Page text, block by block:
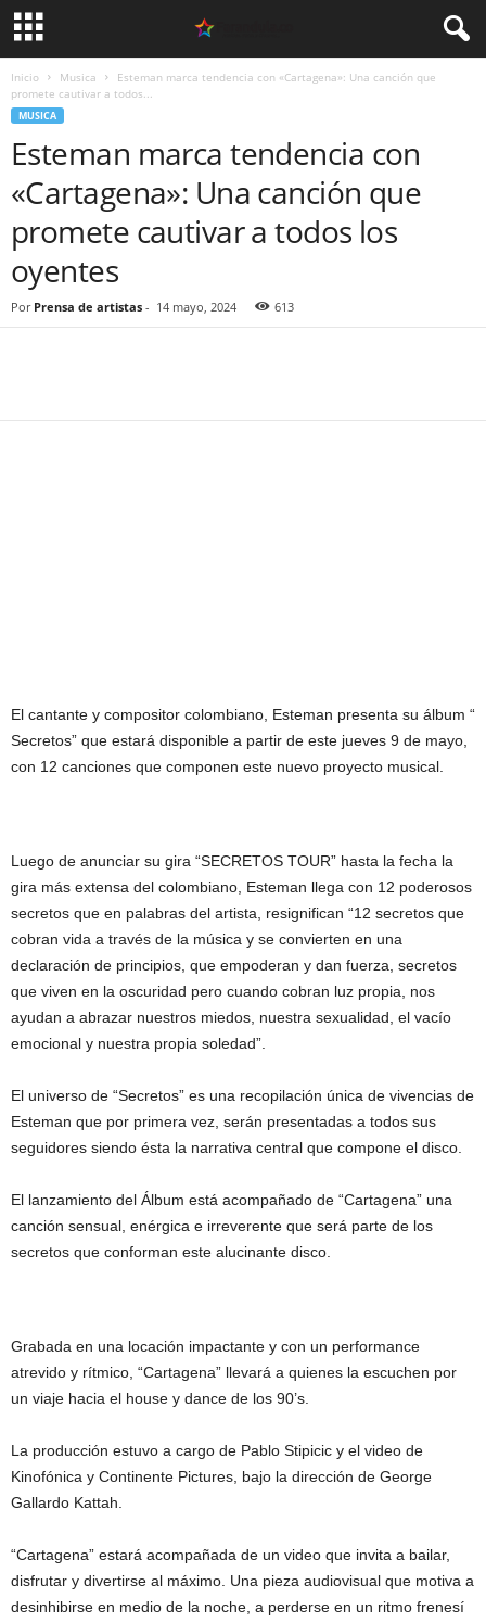
Inicio Musica
Esteman marca tendencia con «Cartagena»: Una canción que
promete cautivar a todos...
MUSICA
Esteman marca tendencia con
«Cartagena»: Una canción que
promete cautivar a todos los
oyentes
Por Prensa de artistas - 14 mayo, 2024 613
El cantante y compositor colombiano, Esteman presenta su álbum “
Secretos” que estará disponible a partir de este jueves 9 de mayo,
con 12 canciones que componen este nuevo proyecto musical.
Luego de anunciar su gira “SECRETOS TOUR” hasta la fecha la
gira más extensa del colombiano, Esteman llega con 12 poderosos
secretos que en palabras del artista, resignifican “12 secretos que
cobran vida a través de la música y se convierten en una
declaración de principios, que empoderan y dan fuerza, secretos
que viven en la oscuridad pero cuando cobran luz propia, nos
ayudan a abrazar nuestros miedos, nuestra sexualidad, el vacío
emocional y nuestra propia soledad”.
El universo de “Secretos” es una recopilación única de vivencias de
Esteman que por primera vez, serán presentadas a todos sus
seguidores siendo ésta la narrativa central que compone el disco.
El lanzamiento del Álbum está acompañado de “Cartagena” una
canción sensual, enérgica e irreverente que será parte de los
secretos que conforman este alucinante disco.
Grabada en una locación impactante y con un performance
atrevido y rítmico, “Cartagena” llevará a quienes la escuchen por
un viaje hacia el house y dance de los 90’s.
La producción estuvo a cargo de Pablo Stipicic y el video de
Kinofónica y Continente Pictures, bajo la dirección de George
Gallardo Kattah.
“Cartagena” estará acompañada de un video que invita a bailar,
disfrutar y divertirse al máximo. Una pieza audiovisual que motiva a
desinhibirse en medio de la noche, a perderse en un ritmo frenesí